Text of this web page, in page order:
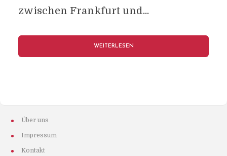
zwischen Frankfurt und...
WEITERLESEN
Über uns
Impressum
Kontakt